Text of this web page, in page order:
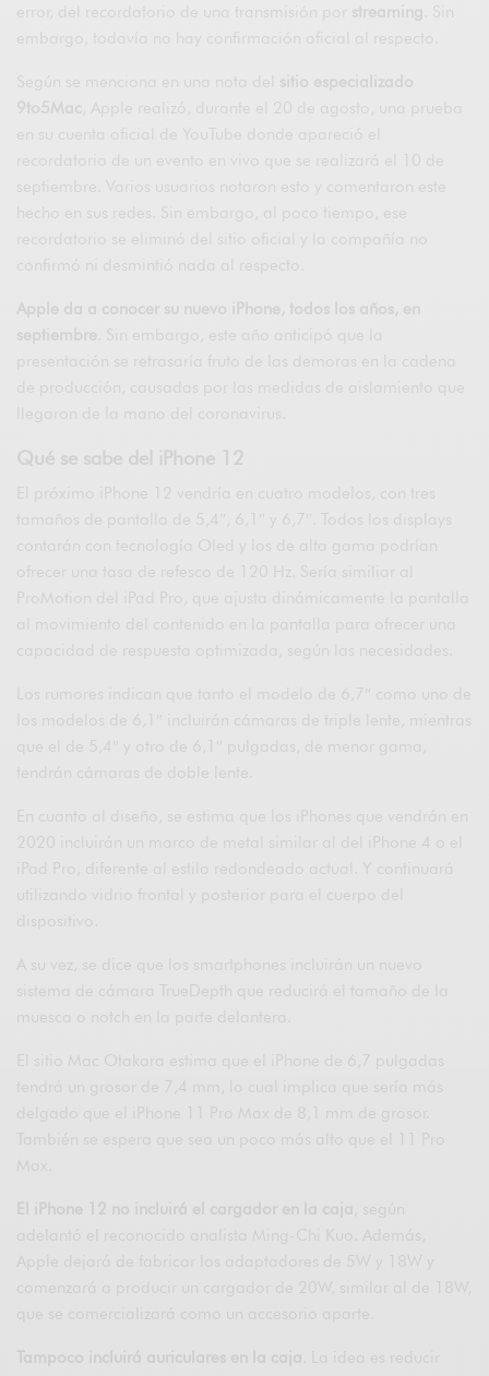
error, del recordatorio de una transmisión por
streaming . Sin
embargo, todavía no hay confirmación oficial al respecto.
Según se menciona en una nota del
sitio especializado
9to5Mac , Apple realizó, durante el 20 de agosto, una prueba
en su cuenta oficial de YouTube donde apareció el
recordatorio de un evento en vivo que se realizará el 10 de
septiembre. Varios usuarios notaron esto y comentaron este
hecho en sus redes. Sin embargo, al poco tiempo, ese
recordatorio se eliminó del sitio oficial y la compañía no
confirmó ni desmintió nada al respecto.
Apple da a conocer su nuevo iPhone, todos los años, en
septiembre . Sin embargo, este año anticipó que la
presentación se retrasaría fruto de las demoras en la cadena
de producción, causadas por las medidas de aislamiento que
llegaron de la mano del coronavirus.
Qué se sabe del iPhone 12
El próximo iPhone 12 vendría en cuatro modelos, con tres
tamaños de pantalla de 5,4″, 6,1″ y 6,7″. Todos los displays
contarán con tecnología Oled y los de alta gama podrían
ofrecer una tasa de refesco de 120 Hz. Sería similiar al
ProMotion del iPad Pro, que ajusta dinámicamente la pantalla
al movimiento del contenido en la pantalla para ofrecer una
capacidad de respuesta optimizada, según las necesidades.
Los rumores indican que tanto el modelo de 6,7″ como uno de
los modelos de 6,1″ incluirán cámaras de triple lente, mientras
que el de 5,4″ y otro de 6,1″ pulgadas, de menor gama,
tendrán cámaras de doble lente.
En cuanto al diseño, se estima que los iPhones que vendrán en
2020 incluirán un marco de metal similar al del iPhone 4 o el
iPad Pro, diferente al estilo redondeado actual. Y continuará
utilizando vidrio frontal y posterior para el cuerpo del
dispositivo.
A su vez, se dice que los smartphones incluirán un nuevo
sistema de cámara TrueDepth que reducirá el tamaño de la
muesca o notch en la parte delantera.
El sitio Mac Otakara estima que el iPhone de 6,7 pulgadas